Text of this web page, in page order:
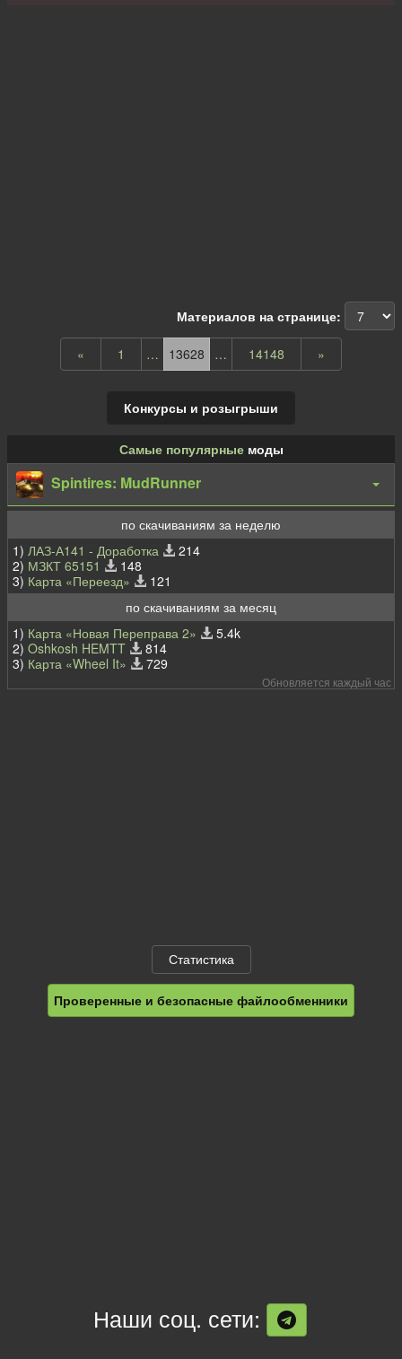
Материалов на странице:
« 1 … 13628 … 14148 »
Конкурсы и розыгрыши
Самые популярныемоды
Spintires: MudRunner
по скачиваниям за неделю
1) ЛАЗ-А141 - Доработка
214
2) МЗКТ 65151
148
3) Карта «Переезд»
121
по скачиваниям за месяц
1) Карта «Новая Переправа 2»
5.4k
2) Oshkosh HEMTT
814
3) Карта «Wheel It» 729
Обновляется каждый час
Статистика
Проверенные и безопасные файлообменники
Наши соц. сети: